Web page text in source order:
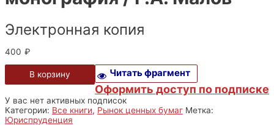
Электронная копия
400 ₽
В корзину Читать фрагмент
Оформить доступ по подписке
У вас нет активных подписок
Категории: Все книги, Рынок ценных бумаг Метка:
Юриспруденция